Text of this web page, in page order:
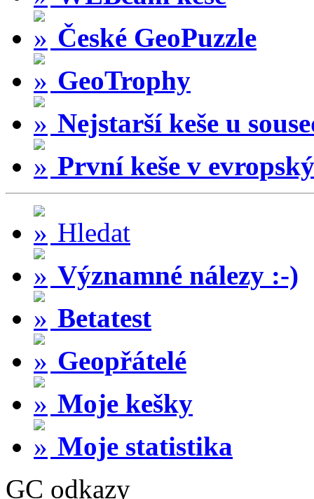
České GeoPuzzle
GeoTrophy
Nejstarší keše u
První keše v
Hledat
Významné nálezy :-)
Betatest
Geopřátelé
Moje kešky
Moje statistika
GC odkazy